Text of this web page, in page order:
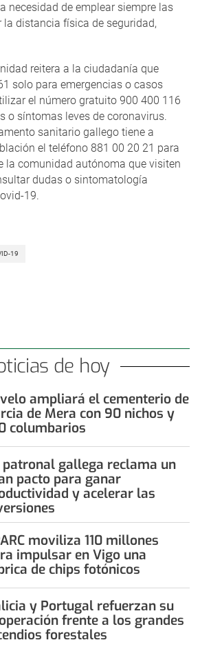
necesidad de emplear siempre las
distancia física de seguridad,
reitera a la ciudadanía que
solo para emergencias o casos
el número gratuito 900 400 116
o síntomas leves de coronavirus.
sanitario gallego tiene a
el teléfono 881 00 20 21 para
la comunidad autónoma que visiten
dudas o sintomatología
19.
19
de hoy
ampliará el cementerio de
de Mera con 90 nichos y
columbarios
patronal gallega reclama un
pacto para ganar
y acelerar las
moviliza 110 millones
impulsar en Vigo una
de chips fotónicos
y Portugal refuerzan su
frente a los grandes
forestales